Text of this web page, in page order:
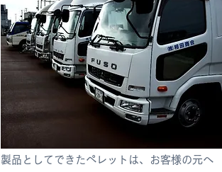
製品としてできた ペレットは、
お客様の元へ